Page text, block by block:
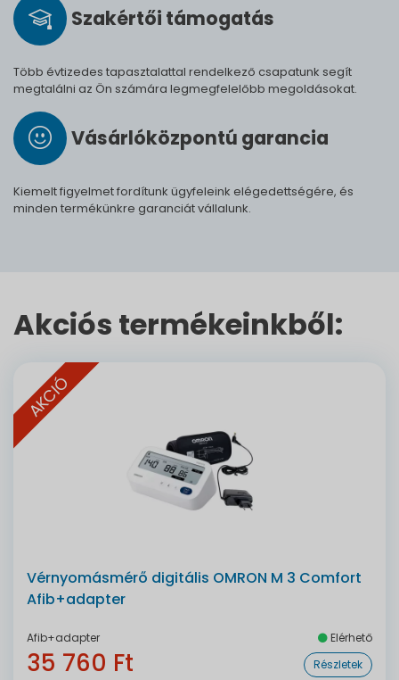
Szak­értői tá­mo­ga­tás
Több évtizedes tapasztalattal rendelkező csapatunk segít
megtalálni az Ön számára legmegfelelőbb megoldásokat.
Vásárló­köz­pontú ga­ran­cia
Kiemelt figyelmet fordítunk ügyfeleink elégedettségére, és
minden termékünkre garanciát vállalunk.
Akciós termékeinkből:
AKCIÓ
Vérnyomásmérő digitális OMRON M 3 Comfort
Afib+adapter
Afib+adapter Elérhető
35 760 Ft Részletek